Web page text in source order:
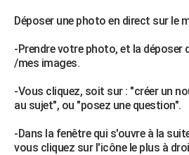
Déposer une photo en direct sur le
-Prendre votre photo, et la déposer
/mes images.
-Vous cliquez, soit sur : "créer un
au sujet", ou "posez une question".
-Dans la fenêtre qui s'ouvre à la
vous cliquez sur l'icône le plus à